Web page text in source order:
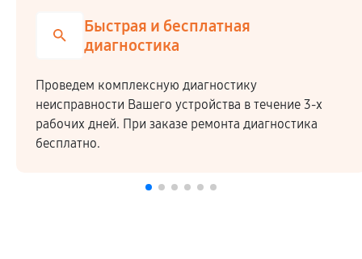
Быстрая и бесплатная
диагностика
Проведем комплексную диагностику
неисправности Вашего устройства в течение 3-х
рабочих дней. При заказе ремонта диагностика
бесплатно.